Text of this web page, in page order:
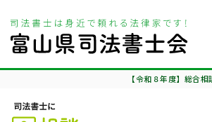
【令和８年度】総合